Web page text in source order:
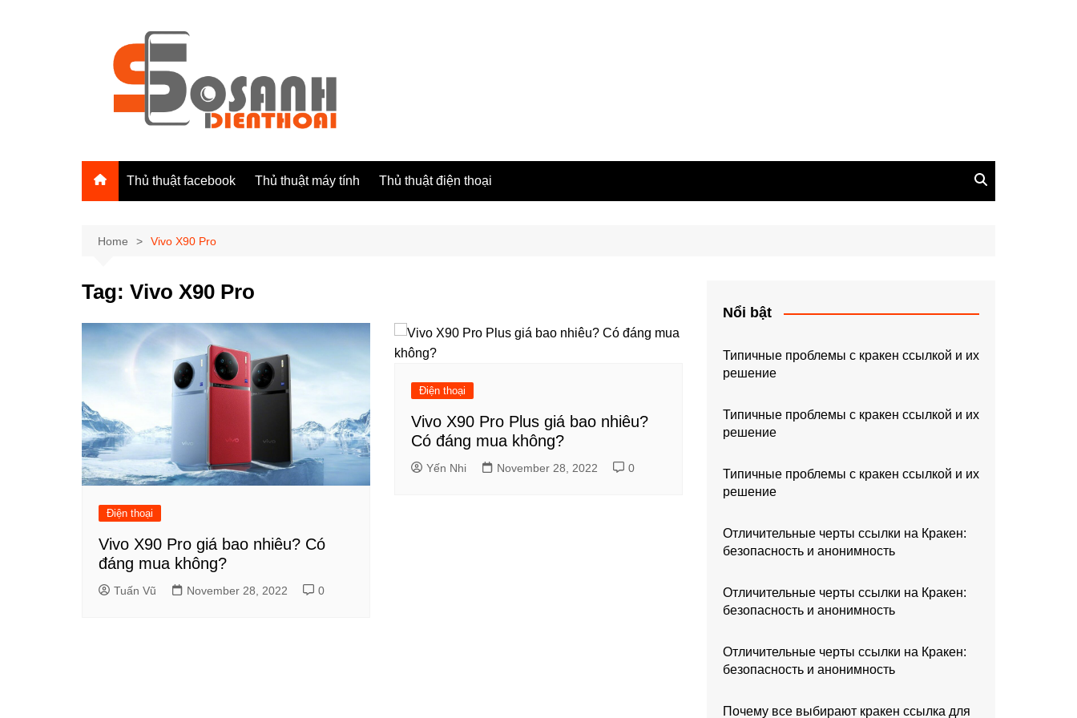
Thủ thuật facebook Thủ thuật máy tính Thủ thuật điện thoại
Home Vivo X90 Pro
Tag: Vivo X90 Pro
Điện thoại
Vivo X90 Pro giá bao nhiêu? Có
đáng mua không?
Tuấn Vũ November 28, 2022 0
Điện thoại
Vivo X90 Pro Plus giá bao nhiêu?
Có đáng mua không?
Yến Nhi November 28, 2022 0
Nổi bật
Типичные проблемы с кракен ссылкой и их
решение
Типичные проблемы с кракен ссылкой и их
решение
Типичные проблемы с кракен ссылкой и их
решение
Отличительные черты ссылки на Кракен:
безопасность и анонимность
Отличительные черты ссылки на Кракен:
безопасность и анонимность
Отличительные черты ссылки на Кракен:
безопасность и анонимность
Почему все выбирают кракен ссылка для